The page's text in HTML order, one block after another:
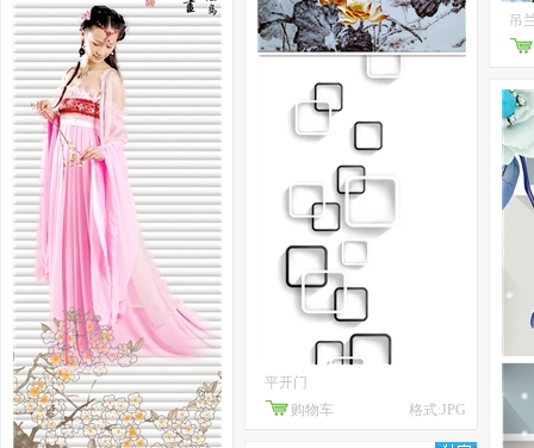
平开门
购物车
格式:JPG
吊